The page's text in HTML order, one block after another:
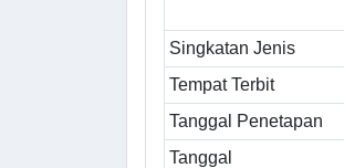
Singkatan Jenis
Tempat Terbit
Tanggal Penetapan
Tanggal